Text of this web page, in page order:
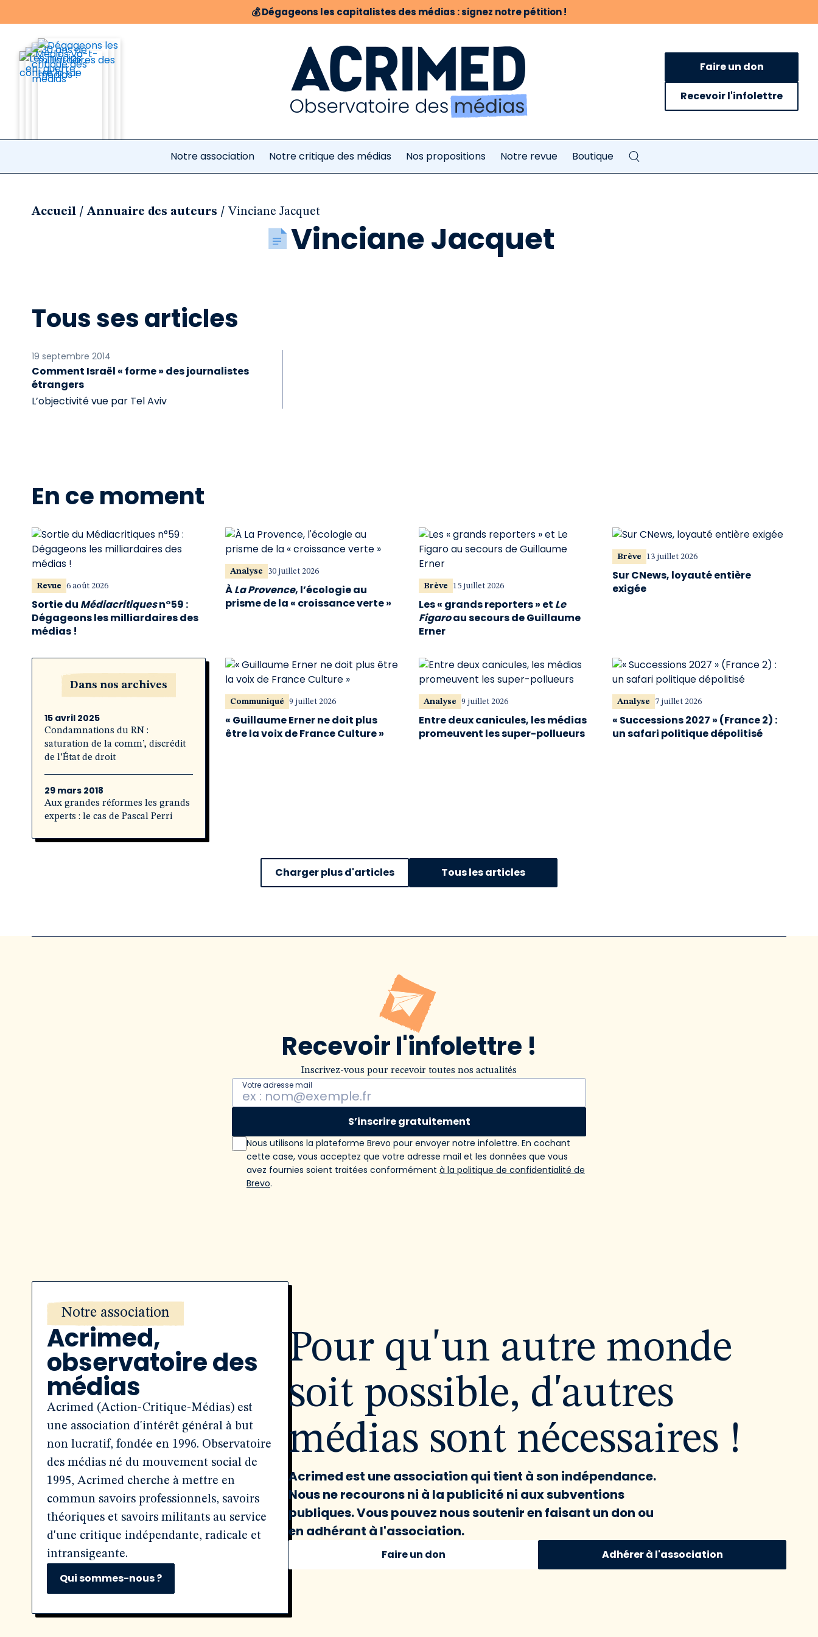
💰Dégageons les capitalistes des médias : signez notre pétition !
Faire un don
Recevoir l'infolettre
Notre association Notre critique des médias Nos propositions Notre revue Boutique
Accueil / Annuaire des auteurs / Vinciane Jacquet
Vinciane Jacquet
Tous ses articles
19 septembre 2014
Comment Israël « forme » des journalistes
étrangers
L’objectivité vue par Tel Aviv
En ce moment
Revue 6 août 2026
Sortie du Médiacritiquesn°59 :
Dégageons les milliardaires des
médias !
Analyse 30 juillet 2026
ÀLa Provence, l’écologie au
prisme de la « croissance verte »
Brève 15 juillet 2026
Les « grands reporters » et Le
Figaroau secours de Guillaume
Erner
Brève 13 juillet 2026
Sur CNews, loyauté entière
exigée
Dans nos archives
15 avril 2025
Condamnations du RN :
saturation de la comm’, discrédit
de l’État de droit
29 mars 2018
Aux grandes réformes les grands
experts : le cas de Pascal Perri
Communiqué 9 juillet 2026
« Guillaume Erner ne doit plus
être la voix de France Culture »
Analyse 9 juillet 2026
Entre deux canicules, les médias
promeuvent les super-pollueurs
Analyse 7 juillet 2026
« Successions 2027 » (France 2) :
un safari politique dépolitisé
Charger plus d'articles Tous les articles
Recevoir l'infolettre !
Inscrivez-vous pour recevoir toutes nos actualités
Votre adresse mail
S’inscrire gratuitement
Nous utilisons la plateforme Brevo pour envoyer notre infolettre. En cochant
cette case, vous acceptez que votre adresse mail et les données que vous
avez fournies soient traitées conformément à la politique de confidentialité de
Brevo.
Notre association
Acrimed,
observatoire des
médias
Acrimed (Action-Critique-Médias) est
une association d'intérêt général à but
non lucratif, fondée en 1996. Observatoire
des médias né du mouvement social de
1995, Acrimed cherche à mettre en
commun savoirs professionnels, savoirs
théoriques et savoirs militants au service
d'une critique indépendante, radicale et
intransigeante.
Qui sommes-nous ?
Pour qu'un autre monde
soit possible, d'autres
médias sont nécessaires !
Acrimed est une association qui tient à son indépendance.
Nous ne recourons ni à la publicité ni aux subventions
publiques. Vous pouvez nous soutenir en faisant un don ou
en adhérant à l'association.
Faire un don Adhérer à l'association